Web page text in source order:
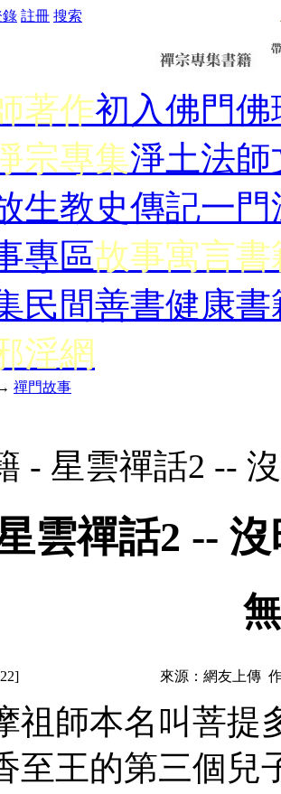
錄 註冊 搜索
著作初入佛門佛
宗專集淨土法師
生教史傳記一門
專區故事寓言書
民間善書健康書
淫網
禪門故事
- 星雲禪話2 --
雲禪話2 --
來源：網友上傳
師本名叫菩提
至王的第三個兒